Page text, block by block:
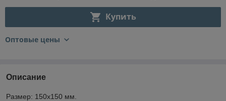
Купить
Оптовые цены
Описание
Размер: 150х150 мм.